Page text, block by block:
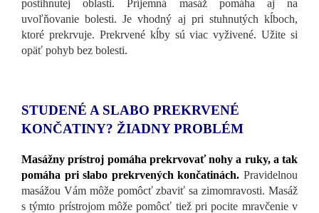
postihnutej oblasti. Príjemná masáž pomáha aj na
uvoľňovanie bolesti. Je vhodný aj pri stuhnutých kĺboch,
ktoré prekrvuje. Prekrvené kĺby sú viac vyživené.Užite si
opäť pohyb bez bolesti.
STUDENÉ A SLABO PREKRVENÉ
KONČATINY? ŽIADNY PROBLÉM
Masážny prístroj pomáha prekrvovať nohy a ruky, a tak
pomáha pri slabo prekrvených končatinách. Pravidelnou
masážou Vám môže pomôcť zbaviť sa zimomravosti. Masáž
s týmto prístrojom môže pomôcť tiež pri pocite mravčenie v